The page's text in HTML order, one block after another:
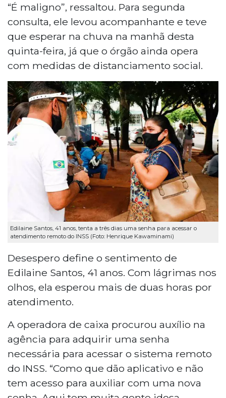
“É maligno”, ressaltou. Para segunda
consulta, ele levou acompanhante e teve
que esperar na chuva na manhã desta
quinta-feira, já que o órgão ainda opera
com medidas de distanciamento social.
Edilaine Santos, 41 anos, tenta a três dias uma senha para acessar o
atendimento remoto do INSS (Foto: Henrique Kawaminami)
Desespero define o sentimento de
Edilaine Santos, 41 anos. Com lágrimas nos
olhos, ela esperou mais de duas horas por
atendimento.
A operadora de caixa procurou auxílio na
agência para adquirir uma senha
necessária para acessar o sistema remoto
do INSS. “Como que dão aplicativo e não
tem acesso para auxiliar com uma nova